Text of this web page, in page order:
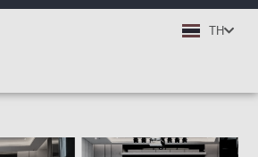
TH
EN
DE